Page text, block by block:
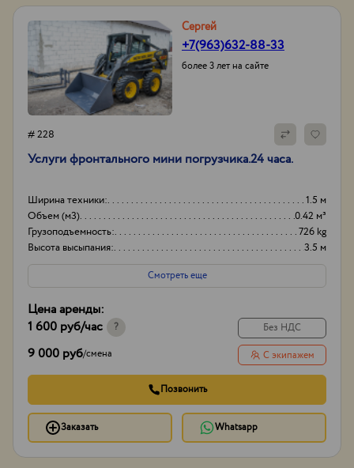
Сергей
+7(963)632-88-33
более 3 лет на сайте
# 228
Услуги фронтального мини погрузчика.24 часа.
Ширина техники:
1.5 м
Объем (м3)
0.42 м³
Грузоподъемность:
726 kg
Высота высыпания:
3.5 м
Смотреть еще
Цена аренды:
1 600 руб/час ?
9 000 руб/смена
Без НДС
С экипажем
Позвонить
Заказать Whatsapp